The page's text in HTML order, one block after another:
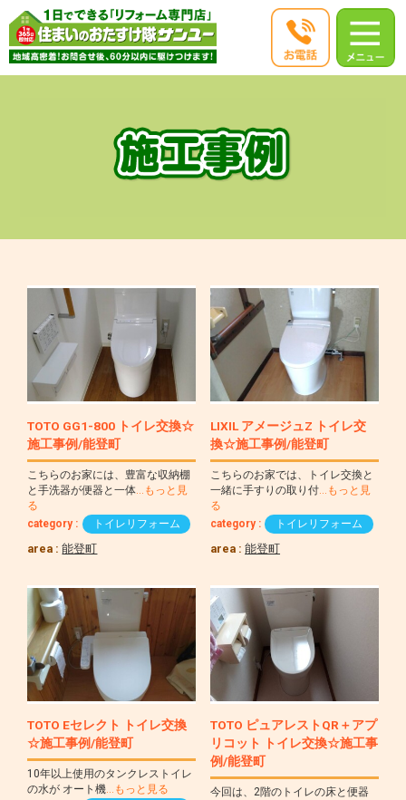
TOTO GG1-800 トイレ交換☆
施工事例/能登町
こちらのお家には、豊富な収納棚
と手洗器が便器と一体 …もっと見
る
category :
トイレリフォーム
area :能登町
LIXIL アメージュZ トイレ交
換☆施工事例/能登町
こちらのお家では、トイレ交換と
一緒に手すりの取り付 …もっと見
る
category :
トイレリフォーム
area :能登町
TOTO Eセレクト トイレ交換
☆施工事例/能登町
10年以上使用のタンクレストイレ
の水が オート機…もっと見る
TOTO ピュアレストQR＋アプ
リコット トイレ交換☆施工事
例/能登町
今回は、2階のトイレの床と便器